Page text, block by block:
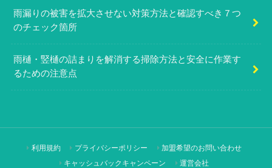
雨漏りの被害を拡大させない対策方法と確認すべき７つ
のチェック箇所
雨樋・竪樋の詰まりを解消する掃除方法と安全に作業す
るための注意点
利用規約 プライバシーポリシー 加盟希望のお問い合わせ
キャッシュバックキャンペーン 運営会社